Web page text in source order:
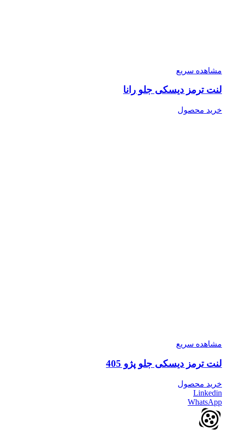
مشاهده سریع
لنت ترمز دیسکی جلو رانا
خرید محصول
مشاهده سریع
لنت ترمز دیسکی جلو پژو 405
خرید محصول
Linkedin
WhatsApp